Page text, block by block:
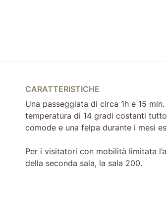
CARATTERISTICHE
Una passeggiata di circa 1h e 15
temperatura di 14 gradi costanti
comode e una felpa durante i mesi
Per i visitatori con mobilità limitata
della seconda sala, la sala 200.